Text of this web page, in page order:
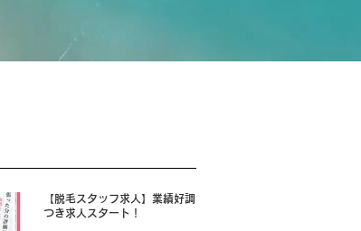
【脱毛スタッフ求人】業績好調に
つき求人スタート！